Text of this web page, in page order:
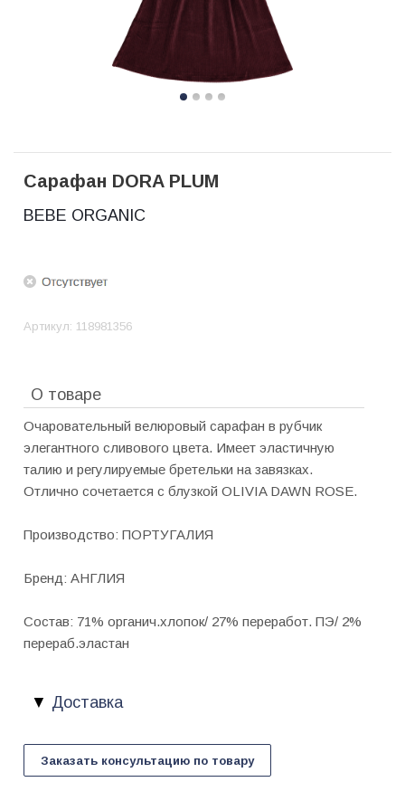
Сарафан DORA PLUM
BEBE ORGANIC
Артикул: 118981356
О товаре
Очаровательный велюровый сарафан в рубчик
элегантного сливового цвета. Имеет эластичную
талию и регулируемые бретельки на завязках.
Отлично сочетается с блузкой OLIVIA DAWN ROSE.
Производство: ПОРТУГАЛИЯ
Бренд: АНГЛИЯ
Состав: 71% органич.хлопок/ 27% переработ. ПЭ/ 2%
перераб.эластан
Доставка
Заказать консультацию по товару